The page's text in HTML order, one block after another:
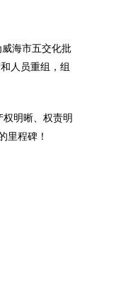
海市五交化批
人员重组，组
明晰、权责明
里程碑！